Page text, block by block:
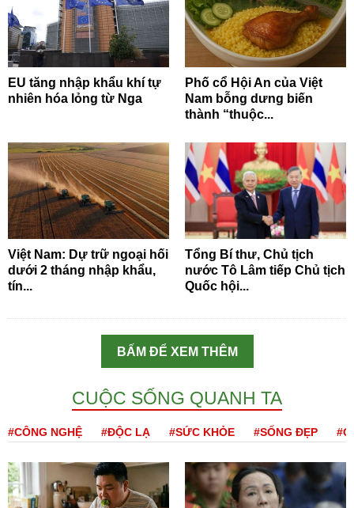
EU tăng nhập khẩu khí tự
nhiên hóa lỏng từ Nga
Phố cổ Hội An của Việt
Nam bỗng dưng biến
thành “thuộc...
Việt Nam: Dự trữ ngoại hối
dưới 2 tháng nhập khẩu,
tín...
Tổng Bí thư, Chủ tịch
nước Tô Lâm tiếp Chủ tịch
Quốc hội...
BẤM ĐỂ XEM THÊM
CUỘC SỐNG QUANH TA
#CÔNG NGHỆ #ĐỘC LẠ #SỨC KHỎE #SỐNG ĐẸP